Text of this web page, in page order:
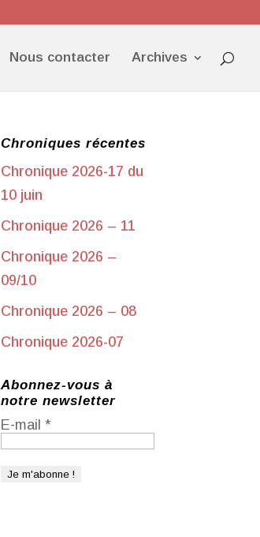
Nous contacter Archives
Chroniques récentes
Chronique 2026-17 du
10 juin
Chronique 2026 – 11
Chronique 2026 –
09/10
Chronique 2026 – 08
Chronique 2026-07
Abonnez-vous à
notre newsletter
E-mail*